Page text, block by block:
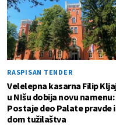
RASPISAN TENDER
Velelepna kasarna Filip
u NIšu dobija novu namenu:
Postaje deo Palate pravde i
dom tužilaštva